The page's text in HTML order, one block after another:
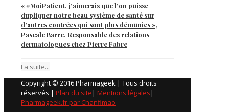
« #MoiPatient, j’aimerais que l’on puisse
dupliquer notre beau système de santé sur
d’autres contrées qui sont plus démunies »,
Pascale Barre, Responsable des relations
dermatologues chez Pierre Fabre
La suite...
Copyright © 2016 Pharmageek | Tous droits
réservés | Plan du site| Mentions légales|
Pharmageek.fr par Chanfimao